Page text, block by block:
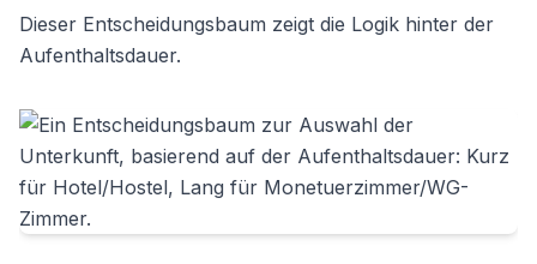
Dieser Entscheidungsbaum zeigt die Logik hinter der
Aufenthaltsdauer.